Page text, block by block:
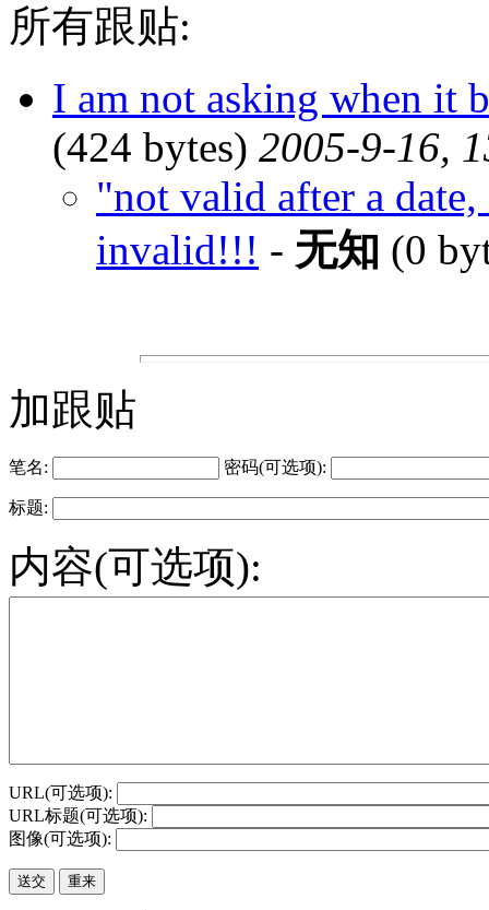
所有跟贴:
I am not asking when it
(424 bytes) 2005-9-16,
"not valid after a
invalid!!! - 无知 (0
加跟贴
笔名: 密码(可选项):
标题:
内容(可选项):
URL(可选项):
URL标题(可选项):
图像(可选项):